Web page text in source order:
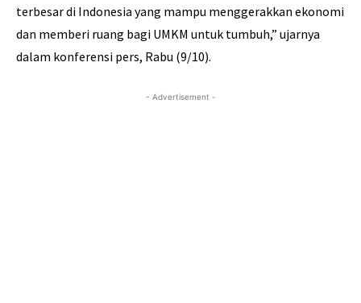
terbesar di Indonesia yang mampu menggerakkan ekonomi
dan memberi ruang bagi UMKM untuk tumbuh,” ujarnya
dalam konferensi pers, Rabu (9/10).
- Advertisement -